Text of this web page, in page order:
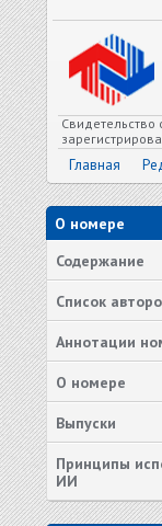
Главная
О номере
Содержание
Список
Аннотации
О номере
Выпуски
Принципы
ИИ